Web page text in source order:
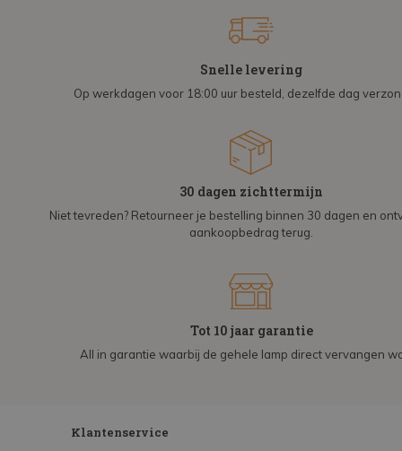
Snelle levering
Op werkdagen voor 18:00 uur besteld, dezelfde dag
30 dagen zichttermijn
Niet tevreden? Retourneer je bestelling binnen 30 dagen en
aankoopbedrag terug.
Tot 10 jaar garantie
All in garantie waarbij de gehele lamp direct vervangen
Klantenservice